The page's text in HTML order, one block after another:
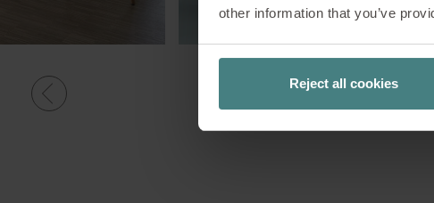
other information that you’ve
Reject all cookies